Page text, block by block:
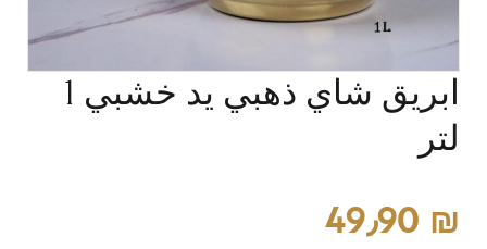
ابريق شاي ذهبي يد خشبي 1
لتر
49٫90 ₪